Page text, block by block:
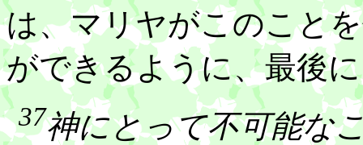
は、マリヤがこのこと
ができるように、最後
37神にとって不可能な